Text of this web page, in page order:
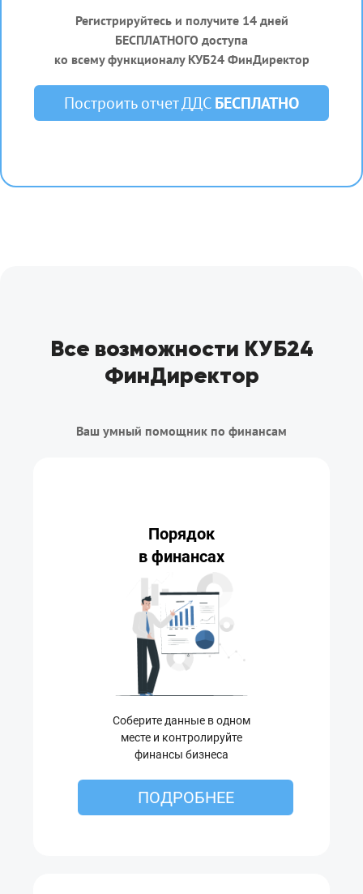
Регистрируйтесь и получите 14 дней
БЕСПЛАТНОГО доступа
ко всему функционалу КУБ24 ФинДиректор
Построить отчет ДДСБЕСПЛАТНО
Все возможности КУБ24
ФинДиректор
Ваш умный помощник по финансам
Порядок
в финансах
Соберите данные в одном
месте и контролируйте
финансы бизнеса
ПОДРОБНЕЕ